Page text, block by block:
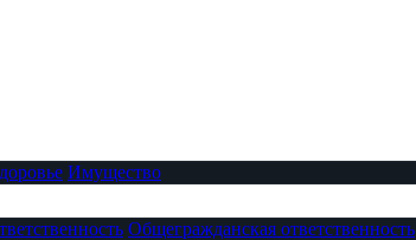
Имущество
Общегражданская ответственность